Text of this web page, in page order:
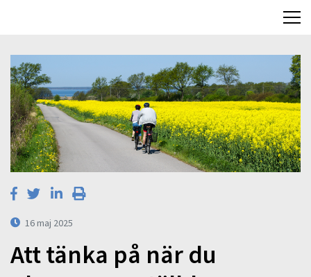
16 maj 2025
Att tänka på när du